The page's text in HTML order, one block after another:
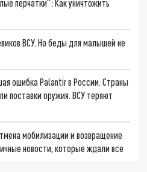
перчатки": Как уничтожить
ВСУ. Но беды для малышей не
ошибка Palantir в России. Страны
поставки оружия. ВСУ теряют
мобилизации и возвращение
новости, которые ждали все